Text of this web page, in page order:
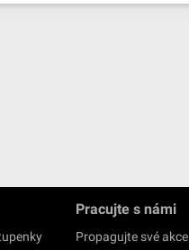
Pracujte s námi
Propagujte své akce